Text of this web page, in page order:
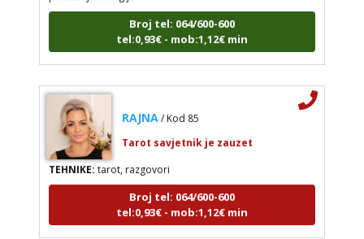
Broj tel: 064/600-600
tel:0,93€ - mob:1,12€ min
RAJNA
/ Kod 85
Tarot savjetnik je zauzet
TEHNIKE:tarot, razgovori
Broj tel: 064/600-600
tel:0,93€ - mob:1,12€ min